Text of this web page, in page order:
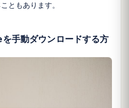
ともあります。
手動ダウンロードする方